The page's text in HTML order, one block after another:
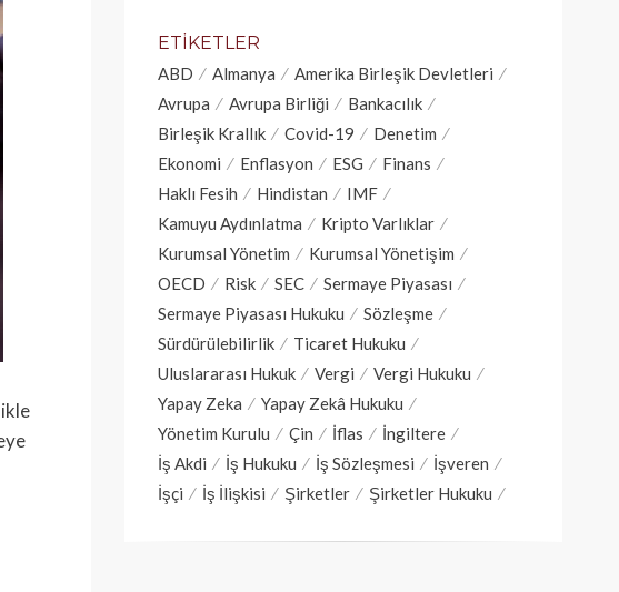
ETIKETLER
ABD Almanya
Amerika Birleşik Devletleri
Avrupa
Avrupa Birliği
Bankacılık
Birleşik Krallık
Covid-19
Denetim
Ekonomi
Enflasyon ESG
Finans
Haklı Fesih
Hindistan
IMF
Kamuyu Aydınlatma
Kripto Varlıklar
Kurumsal Yönetim
Kurumsal Yönetişim
OECD
Risk SEC
Sermaye Piyasası
Sermaye Piyasası Hukuku
Sözleşme
Sürdürülebilirlik
Ticaret Hukuku
Uluslararası Hukuk
Vergi
Vergi Hukuku
Yapay Zeka
Yapay Zekâ Hukuku
Yönetim Kurulu
Çin İflas
İngiltere
İş Akdi
İş Hukuku İş Sözleşmesi
İşveren
İşçi
İş İlişkisi Şirketler Şirketler Hukuku